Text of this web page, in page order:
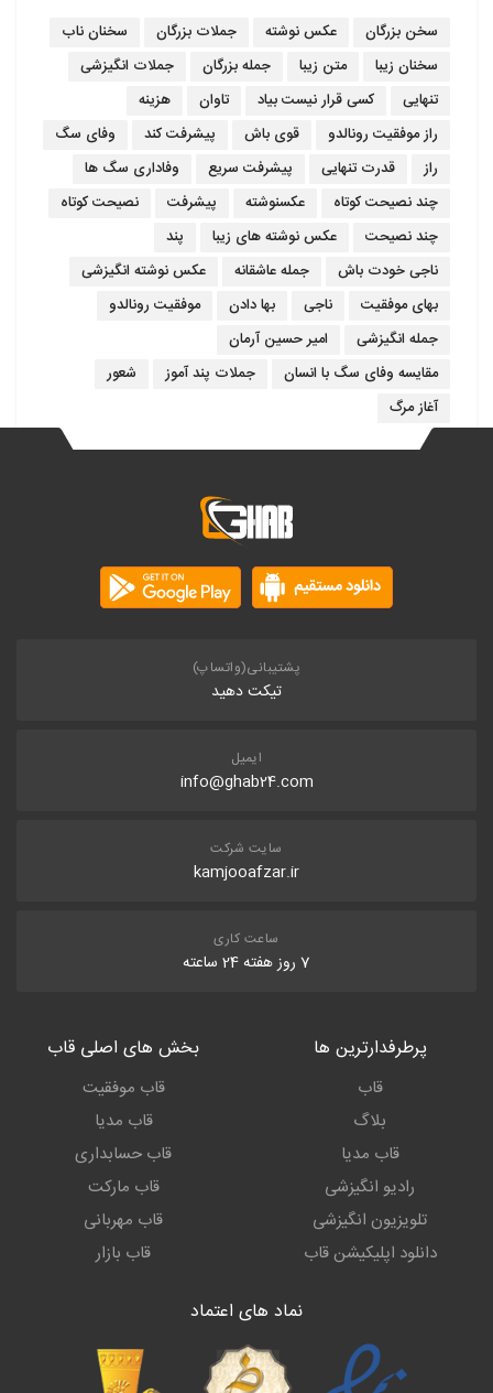
سخن بزرگان عکس نوشته جملات بزرگان
سخنان ناب
سخنان زیبا
متن زیبا جمله بزرگان
جملات انگیزشی
تنهایی
کسی قرار نیست بیاد تاوان
هزینه
راز موفقیت رونالدو
قوی باش پیشرفت کند
وفای سگ
راز
قدرت تنهایی پیشرفت سریع
وفاداری سگ ها
چند نصیحت کوتاه
عکسنوشته پیشرفت
نصیحت کوتاه
چند نصیحت
عکس نوشته های زیبا
پند
ناجی خودت باش
جمله عاشقانه
عکس نوشته انگیزشی
بهای موفقیت
ناجی بها دادن
موفقیت رونالدو
جمله انگیزشی
امیر حسین آرمان
مقایسه وفای سگ با انسان
جملات پند آموز
شعور
آغاز مرگ
پشتیبانی(واتساپ)
تیکت دهید
ایمیل
info@ghab24.com
سایت شرکت
kamjooafzar.ir
ساعت کاری
7 روز هفته 24 ساعته
پرطرفدارترین ها
قاب
بلاگ
قاب مدیا
رادیو انگیزشی
تلویزیون انگیزشی
دانلود اپلیکیشن قاب
بخش های اصلی قاب
قاب موفقیت
قاب مدیا
قاب حسابداری
قاب مارکت
قاب مهربانی
قاب بازار
نماد های اعتماد